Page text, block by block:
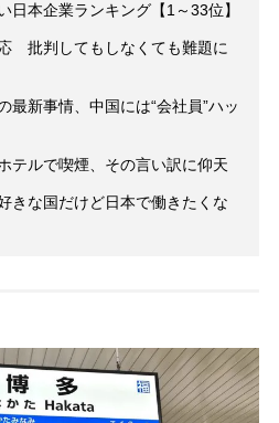
日本企業ランキング【1～33位】
批判してもしなくても難題に
最新事情、中国には“会社員”ハッ
テルで喫煙、その言い訳に仰天
きな国だけど日本で働きたくな